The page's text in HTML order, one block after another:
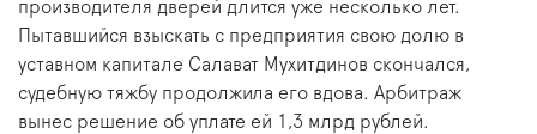
производителя дверей длится уже несколько лет.
Пытавшийся взыскать с предприятия свою долю в
уставном капитале Салават Мухитдинов скончался,
судебную тяжбу продолжила его вдова. Арбитраж
вынес решение об уплате ей 1,3 млрд рублей.